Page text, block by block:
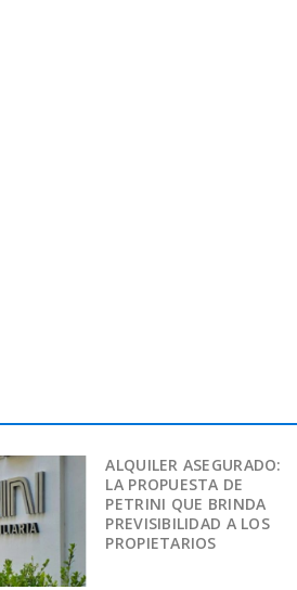
ALQUILER ASEGURADO:
LA PROPUESTA DE
PETRINI QUE BRINDA
PREVISIBILIDAD A LOS
PROPIETARIOS